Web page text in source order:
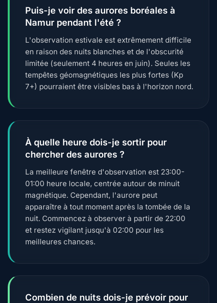
Puis-je voir des aurores boréales à
Namur pendant l'été ?
L'observation estivale est extrêmement difficile
en raison des nuits blanches et de l'obscurité
limitée (seulement 4 heures en juin). Seules les
tempêtes géomagnétiques les plus fortes (Kp
7+) pourraient être visibles bas à l'horizon nord.
À quelle heure dois-je sortir pour
chercher des aurores ?
La meilleure fenêtre d'observation est 23:00-
01:00 heure locale, centrée autour de minuit
magnétique. Cependant, l'aurore peut
apparaître à tout moment après la tombée de la
nuit. Commencez à observer à partir de 22:00
et restez vigilant jusqu'à 02:00 pour les
meilleures chances.
Combien de nuits dois-je prévoir pour